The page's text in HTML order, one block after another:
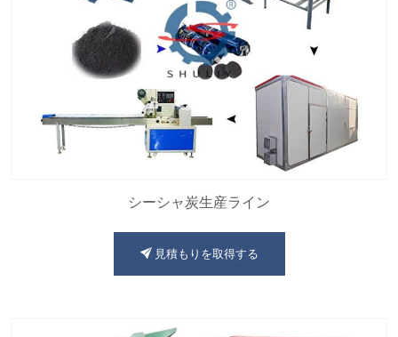
シーシャ炭生産ライン
見積もりを取得する